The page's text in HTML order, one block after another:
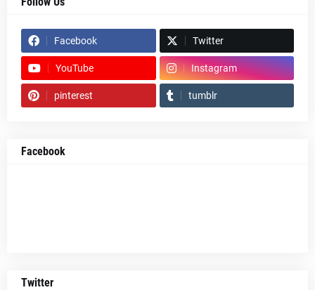
Facebook Twitter
YouTube Instagram
pinterest tumblr
Facebook
Twitter